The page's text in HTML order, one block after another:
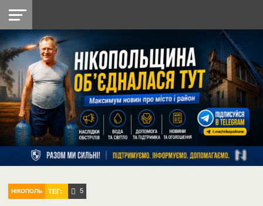
НІКОПОЛЬ
РАЙОН
СІЧЕСЛАВСЬКА
УКРАЇНА
РЕТРО
НІКОПОЛЬ
ЛАЙТ
УКРАЇНА
ДОПОМОГА
РАДІО
НІКОПОЛЬ ТЕГ: 5